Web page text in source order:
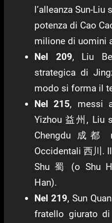
l’alleanza Sun-
potenza di Cao
milione di uomini
Nel 209, Liu
strategica di
modo si forma il
Nel 215, messi
Yizhou 益州, Liu
Chengdu 成都
Occidentali 西川.
Shu 蜀 (o Shu
Han).
Nel 219, Sun
fratello giurato